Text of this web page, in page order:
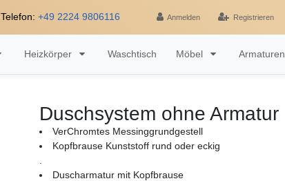
Telefon: +49 2224 9806116 Anmelden Registrieren
Heizkörper Waschtisch Möbel Armaturen
Duschsystem ohne Armatur
VerChromtes Messinggrundgestell
Kopfbrause Kunststoff rund oder eckig
Duscharmatur mit Kopfbrause